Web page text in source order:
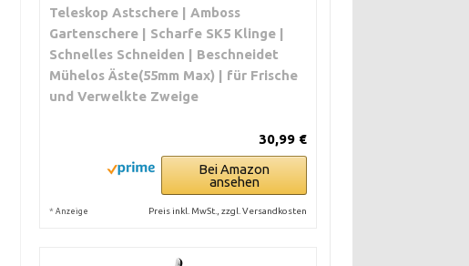
Teleskop Astschere | Amboss
Gartenschere | Scharfe SK5 Klinge |
Schnelles Schneiden | Beschneidet
Mühelos Äste(55mm Max) | für Frische
und Verwelkte Zweige
30,99 €
Bei Amazon
ansehen
* Anzeige Preis inkl. MwSt., zzgl. Versandkosten